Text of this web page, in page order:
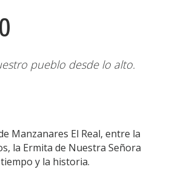
pueblo desde lo alto.
Manzanares El Real, entre la
la Ermita de Nuestra Señora
y la historia.